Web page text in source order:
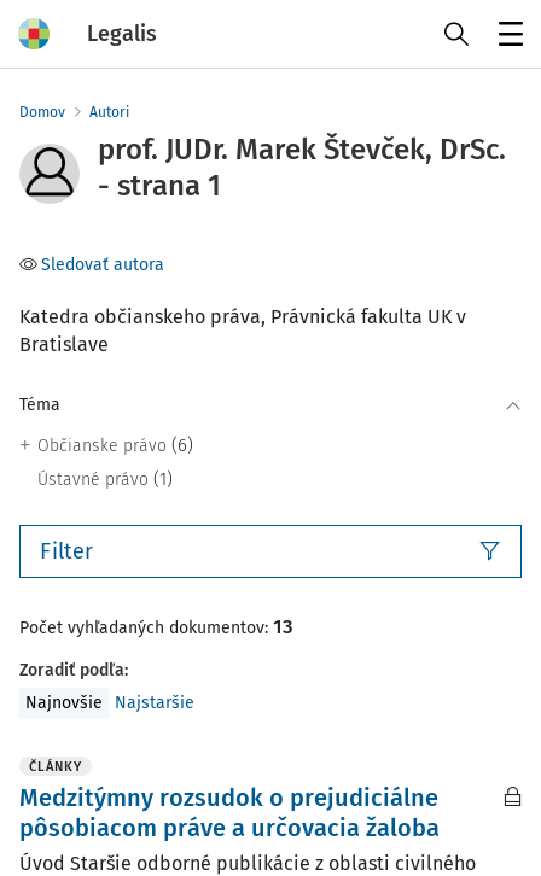
Legalis
Domov Autori
prof. JUDr. Marek Števček, DrSc.
- strana 1
Sledovať autora
Katedra občianskeho práva, Právnická fakulta UK v
Bratislave
Téma
Občianske právo (6)
Ústavné právo (1)
Filter
Počet vyhľadaných dokumentov: 13
Zoradiť podľa:
Najnovšie
Najstaršie
ČLÁNKY
Medzitýmny rozsudok o prejudiciálne
pôsobiacom práve a určovacia žaloba
Úvod Staršie odborné publikácie z oblasti civilného